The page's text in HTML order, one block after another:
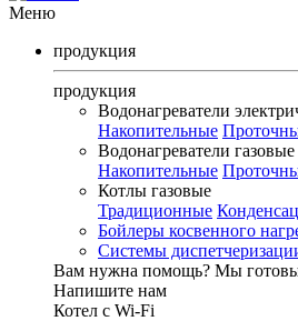
Меню
продукция
продукция
Водонагреватели
Накопительные
Водонагреватели газовые
Накопительные
Котлы газовые
Традиционные
Бойлеры косвенного
Системы
Вам нужна помощь? Мы
Напишите нам
Котел с Wi-Fi